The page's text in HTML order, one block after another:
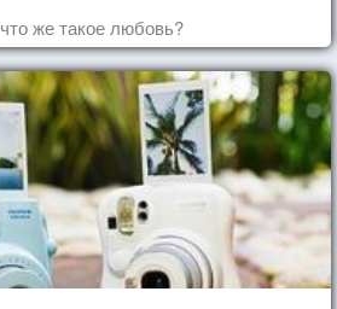
же такое любовь?